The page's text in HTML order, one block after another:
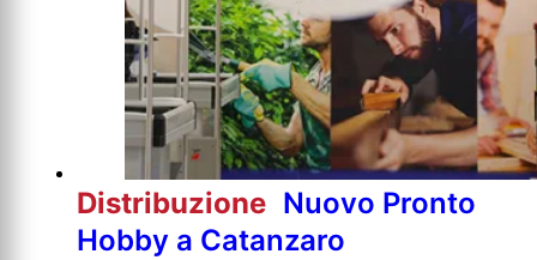
Distribuzione Nuovo Pronto
Hobby a Catanzaro